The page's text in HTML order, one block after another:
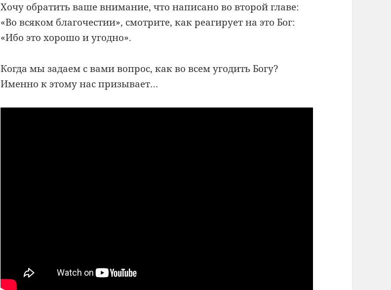
Хочу обратить ваше внимание, что написано во второй главе:
«Во всяком благочестии», смотрите, как реагирует на это Бог:
«Ибо это хорошо и угодно».
Когда мы задаем с вами вопрос, как во всем угодить Богу?
Именно к этому нас призывает…